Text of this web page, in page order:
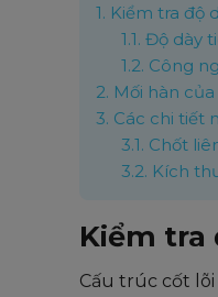
1. Kiểm tra độ
1.1. Độ dày
1.2. Công
2. Mối hàn
3. Các chi tiết
3.1. Chốt
3.2. Kích
Kiểm tra
Cấu trúc cốt